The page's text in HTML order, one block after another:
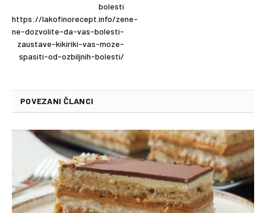
bolesti
https://lakofinorecept.info/zene-
ne-dozvolite-da-vas-bolesti-
zaustave-kikiriki-vas-moze-
spasiti-od-ozbiljnih-bolesti/
POVEZANI ČLANCI